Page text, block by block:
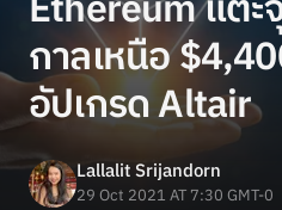
กาลเหนือ
อัปเกรด Altair
Lallalit Srijandorn
29 Oct 2021 AT 7:30 GMT-0